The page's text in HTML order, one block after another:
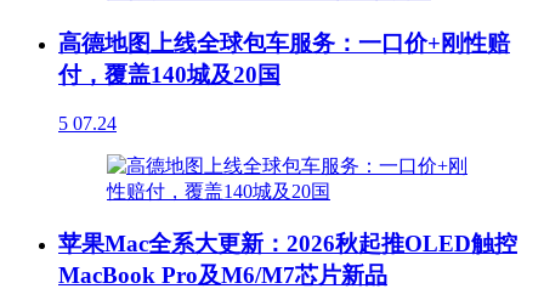
高德地图上线全球包车服务：一口价+刚性赔
付，覆盖140城及20国
5 07.24
苹果Mac全系大更新：2026秋起推OLED触控
MacBook Pro及M6/M7芯片新品